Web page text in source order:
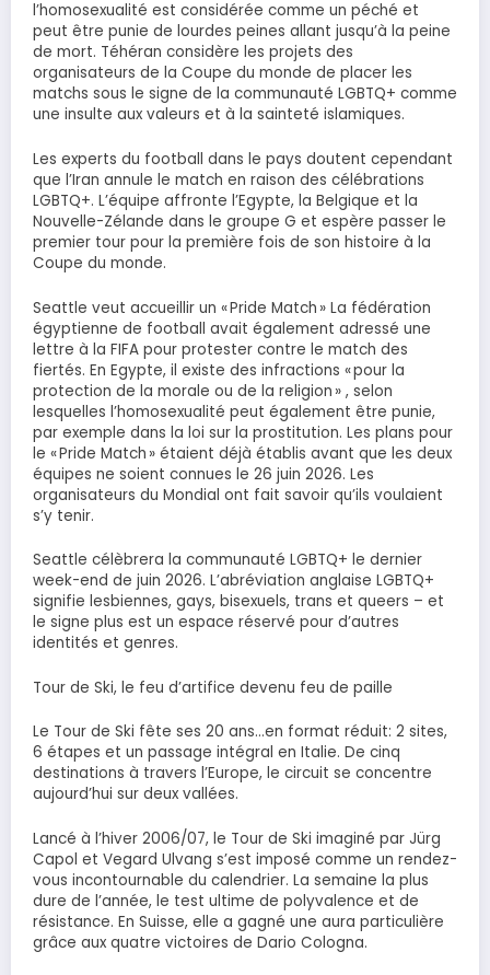
l’homosexualité est considérée comme un péché et
peut être punie de lourdes peines allant jusqu’à la peine
de mort. Téhéran considère les projets des
organisateurs de la Coupe du monde de placer les
matchs sous le signe de la communauté LGBTQ+ comme
une insulte aux valeurs et à la sainteté islamiques.
Les experts du football dans le pays doutent cependant
que l’Iran annule le match en raison des célébrations
LGBTQ+. L’équipe affronte l’Egypte, la Belgique et la
Nouvelle-Zélande dans le groupe G et espère passer le
premier tour pour la première fois de son histoire à la
Coupe du monde.
Seattle veut accueillir un « Pride Match » La fédération
égyptienne de football avait également adressé une
lettre à la FIFA pour protester contre le match des
fiertés. En Egypte, il existe des infractions « pour la
protection de la morale ou de la religion » , selon
lesquelles l’homosexualité peut également être punie,
par exemple dans la loi sur la prostitution. Les plans pour
le « Pride Match » étaient déjà établis avant que les deux
équipes ne soient connues le 26 juin 2026. Les
organisateurs du Mondial ont fait savoir qu’ils voulaient
s’y tenir.
Seattle célèbrera la communauté LGBTQ+ le dernier
week-end de juin 2026. L’abréviation anglaise LGBTQ+
signifie lesbiennes, gays, bisexuels, trans et queers – et
le signe plus est un espace réservé pour d’autres
identités et genres.
Tour de Ski, le feu d’artifice devenu feu de paille
Le Tour de Ski fête ses 20 ans…en format réduit: 2 sites,
6 étapes et un passage intégral en Italie. De cinq
destinations à travers l’Europe, le circuit se concentre
aujourd’hui sur deux vallées.
Lancé à l’hiver 2006/07, le Tour de Ski imaginé par Jürg
Capol et Vegard Ulvang s’est imposé comme un rendez-
vous incontournable du calendrier. La semaine la plus
dure de l’année, le test ultime de polyvalence et de
résistance. En Suisse, elle a gagné une aura particulière
grâce aux quatre victoires de Dario Cologna.